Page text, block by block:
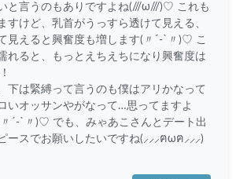
と言うのもありですよね(///ω///)♡ これも
すけど、乳首がうっすら透けて見える、
見えると興奮度も増します(〃´-`〃)♡ こ
れると、もっとえちえちになり興奮度は
下は緊縛って言うのも僕はアリかなって
いオッサンやがなって…思ってますよ
´-`〃)♡ でも、みゃあこさんとデート出
ースでお願いしたいですね(⸝⸝⸝ฅωฅ⸝⸝⸝)